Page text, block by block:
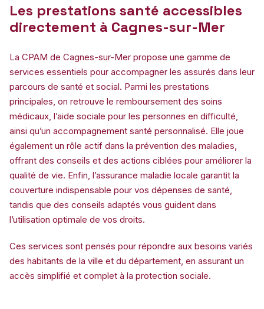
Les prestations santé accessibles
directement à Cagnes-sur-Mer
La CPAM de Cagnes-sur-Mer propose une gamme de
services essentiels pour accompagner les assurés dans leur
parcours de santé et social. Parmi les prestations
principales, on retrouve le remboursement des soins
médicaux, l’aide sociale pour les personnes en difficulté,
ainsi qu’un accompagnement santé personnalisé. Elle joue
également un rôle actif dans la prévention des maladies,
offrant des conseils et des actions ciblées pour améliorer la
qualité de vie. Enfin, l’assurance maladie locale garantit la
couverture indispensable pour vos dépenses de santé,
tandis que des conseils adaptés vous guident dans
l’utilisation optimale de vos droits.
Ces services sont pensés pour répondre aux besoins variés
des habitants de la ville et du département, en assurant un
accès simplifié et complet à la protection sociale.